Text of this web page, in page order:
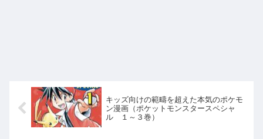
キッズ向けの範疇を超えた本気のポケモ
ン漫画（ポケットモンスタースペシャ
ル １～３巻）